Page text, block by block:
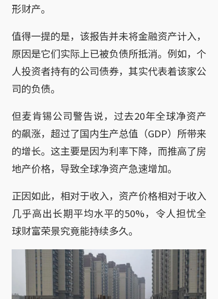
形财产。
值得一提的是，该报告并未将金融资产计入，
原因是它们实际上已被负债所抵消。例如，个
人投资者持有的公司债券，其实代表着该家公
司的负债。
但麦肯锡公司警告说，过去20年全球净资产
的飙涨，超过了国内生产总值（GDP）所带来
的增长。这主要是因为利率下降，而推高了房
地产价格，导致全球净资产急速增加。
正因如此，相对于收入，资产价格相对于收入
几乎高出长期平均水平的50%，令人担忧全
球财富荣景究竟能持续多久。